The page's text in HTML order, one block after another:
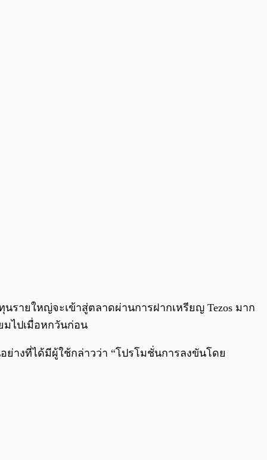
ายใหญ่จะเข้าสู่ตลาดผ่านการฝากเหรียญ Tezos มาก
มไปเมื่อหกวันก่อน
างที่ได้มีผู้ใช้กล่าวว่า “โปรโมชั่นการลงขันโดย